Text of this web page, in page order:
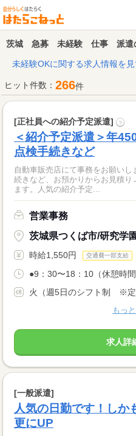
茨城 急募 未経験 仕事 派遣
未経験OKに関する求人情報を見
ヒット件数： 266件
[正社員への紹介予定派遣] ?
＜紹介予定派遣＞年
点検手続きなど
自動車販売店にて事務をお願い
続きなど、お預かりからお見積
ます。人気の紹介予定...
営業事務
茨城県つくば市/研究学
時給1,550円 交通費一部支給
●9：30〜18：10（休憩時
火（週5日のシフト制 ※定
もっ
求人詳
[一般派遣]
人気の日勤です！しか
更にUP